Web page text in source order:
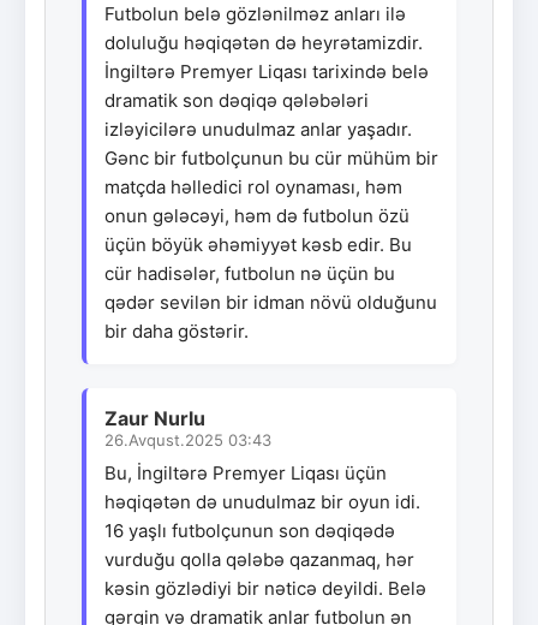
Futbolun belə gözlənilməz anları ilə
doluluğu həqiqətən də heyrətamizdir.
İngiltərə Premyer Liqası tarixində belə
dramatik son dəqiqə qələbələri
izləyicilərə unudulmaz anlar yaşadır.
Gənc bir futbolçunun bu cür mühüm bir
matçda həlledici rol oynaması, həm
onun gələcəyi, həm də futbolun özü
üçün böyük əhəmiyyət kəsb edir. Bu
cür hadisələr, futbolun nə üçün bu
qədər sevilən bir idman növü olduğunu
bir daha göstərir.
Zaur Nurlu
26.Avqust.2025 03:43
Bu, İngiltərə Premyer Liqası üçün
həqiqətən də unudulmaz bir oyun idi.
16 yaşlı futbolçunun son dəqiqədə
vurduğu qolla qələbə qazanmaq, hər
kəsin gözlədiyi bir nəticə deyildi. Belə
gərgin və dramatik anlar futbolun ən